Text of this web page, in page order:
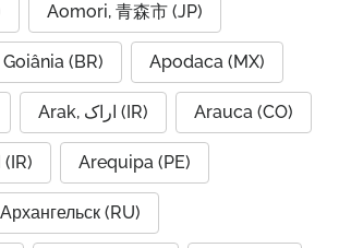
Aomori, 青森市 (JP)
(BR) Apodaca (MX)
Arak, اراک (IR) Arauca (CO)
Ardabil, اردبیل (IR) Arequipa (PE)
(RU)